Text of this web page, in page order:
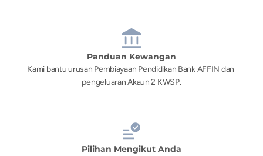
Panduan Kewangan
Kami bantu urusan Pembiayaan Pendidikan Bank AFFIN dan
pengeluaran Akaun 2 KWSP.
Pilihan Mengikut Anda